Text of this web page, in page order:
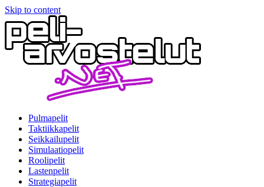
Skip to content
Pulmapelit
Taktiikkapelit
Seikkailupelit
Simulaatiopelit
Roolipelit
Lastenpelit
Strategiapelit